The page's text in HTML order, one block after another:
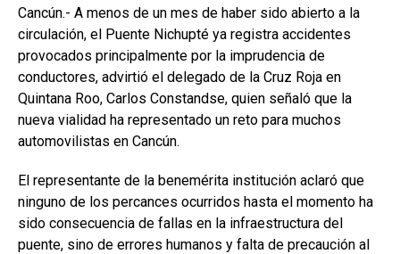
Cancún.- A menos de un mes de haber sido abierto a la
circulación, el Puente Nichupté ya registra accidentes
provocados principalmente por la imprudencia de
conductores, advirtió el delegado de la Cruz Roja en
Quintana Roo, Carlos Constandse, quien señaló que la
nueva vialidad ha representado un reto para muchos
automovilistas en Cancún.
El representante de la benemérita institución aclaró que
ninguno de los percances ocurridos hasta el momento ha
sido consecuencia de fallas en la infraestructura del
puente, sino de errores humanos y falta de precaución al